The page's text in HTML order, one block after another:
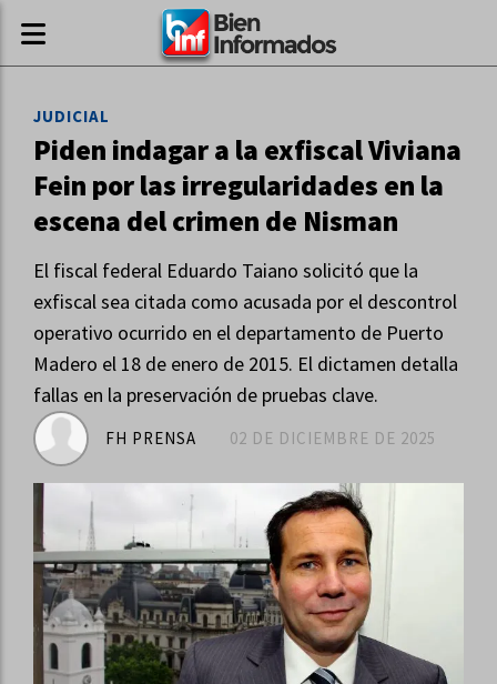
Piden indagar a la exfiscal Viviana
Fein por las irregularidades en la
escena del crimen de Nisman
El fiscal federal Eduardo Taiano solicitó que la
exfiscal sea citada como acusada por el descontrol
operativo ocurrido en el departamento de Puerto
Madero el 18 de enero de 2015. El dictamen detalla
fallas en la preservación de pruebas clave.
JUDICIAL
02 DE DICIEMBRE DE 2025
FH PRENSA